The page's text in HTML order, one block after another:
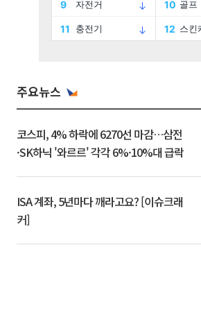
주요뉴스
코스피, 4% 하락에 6270선 마감…삼전
·SK하닉 '와르르' 각각 6%·10%대 급락
ISA 계좌, 5년마다 깨라고요? [이슈크래
커]